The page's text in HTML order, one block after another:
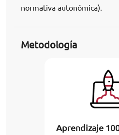
normativa autonómica).
Metodología
Aprendizaje